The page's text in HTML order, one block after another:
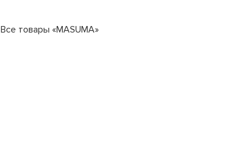
Все товары «MASUMA»